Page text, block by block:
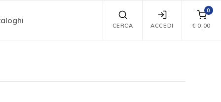
CERCA ACCEDI
0
€ 0,00